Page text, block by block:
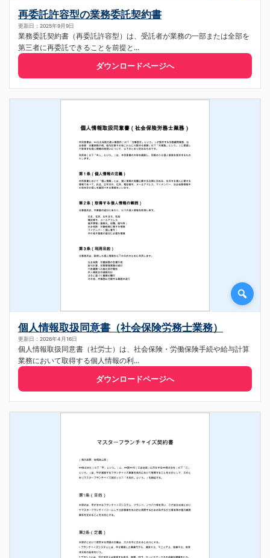
再委託許容型の業務委託契約書
更新日：2025年9月9日
業務委託契約書（再委託許容型）は、受託者が業務の一部または全部を
第三者に再委託できることを前提と...
ダウンロードページへ
個人情報取扱同意書（社会保険労務士業務）
更新日：2026年4月16日
個人情報取扱同意書（社労士）は、社会保険・労働保険手続や給与計算
業務において取得する個人情報の利...
ダウンロードページへ